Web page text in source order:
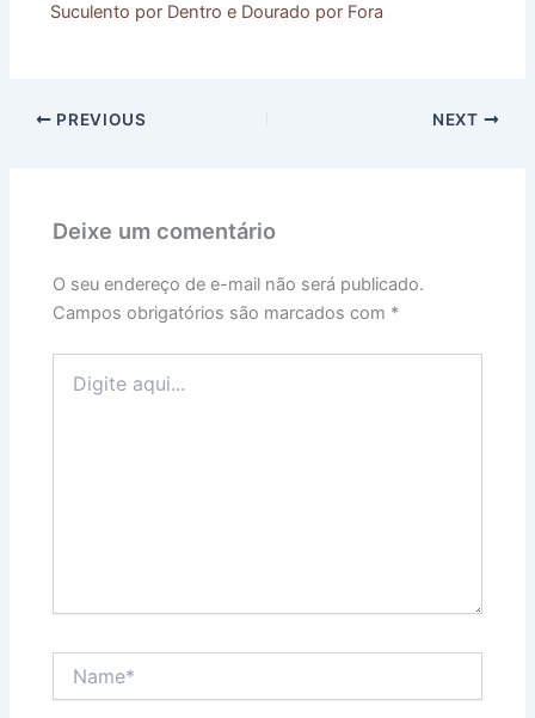
Suculento por Dentro e Dourado por Fora
PREVIOUS NEXT
Deixe um comentário
O seu endereço de e-mail não será publicado.
Campos obrigatórios são marcados com *
aqui...